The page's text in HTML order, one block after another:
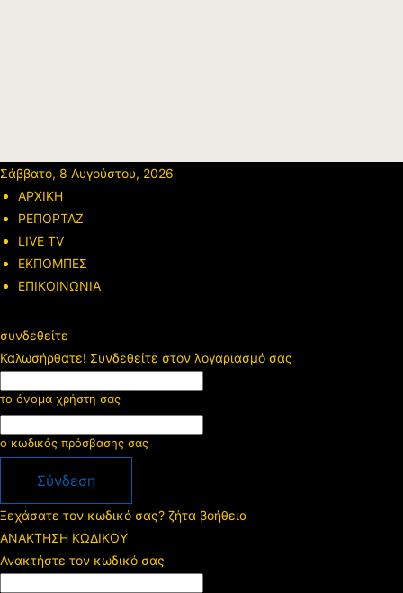
Σάββατο, 8 Αυγούστου, 2026
ΑΡΧΙΚΗ
ΡΕΠΟΡΤΑΖ
LIVE TV
ΕΚΠΟΜΠΕΣ
ΕΠΙΚΟΙΝΩΝΙΑ
συνδεθείτε
Καλωσήρθατε! Συνδεθείτε στον λογαριασμό σας
το όνομα χρήστη σας
ο κωδικός πρόσβασης σας
Ξεχάσατε τον κωδικό σας? ζήτα βοήθεια
ΑΝΑΚΤΗΣΗ ΚΩΔΙΚΟΥ
Ανακτήστε τον κωδικό σας